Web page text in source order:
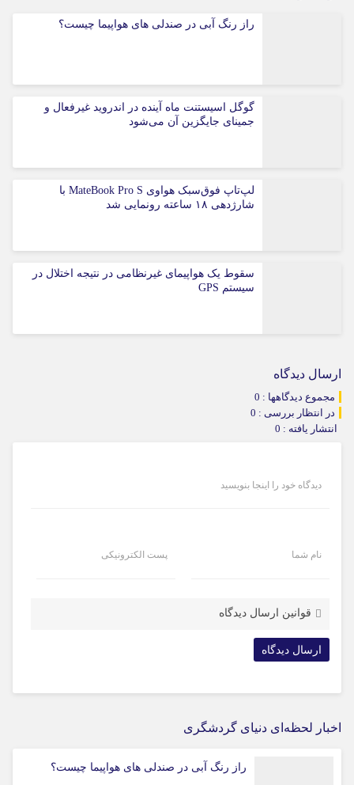
راز رنگ آبی در صندلی های هواپیما چیست؟
گوگل اسیستنت ماه آینده در اندروید غیرفعال و
جمینای جایگزین آن می‌شود
لپ‌تاپ فوق‌سبک هواوی MateBook Pro S با
شارژدهی ۱۸ ساعته رونمایی شد
سقوط یک هواپیمای غیرنظامی در نتیجه اختلال در
سیستم‌ GPS
ارسال دیدگاه
مجموع دیدگاهها : 0
در انتظار بررسی : 0
انتشار یافته : 0
دیدگاه خود را اینجا بنویسید
نام شما پست الکترونیکی
قوانین ارسال دیدگاه
اخبار لحظه‌ای دنیای گردشگری
راز رنگ آبی در صندلی های هواپیما چیست؟